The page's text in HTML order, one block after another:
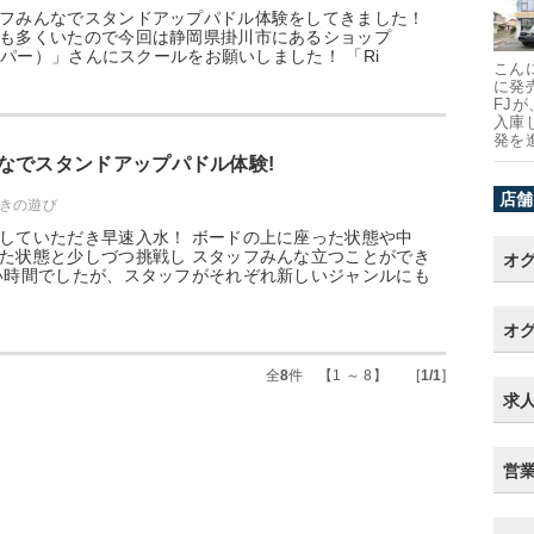
みんなでスタンドアップパドル体験をしてきました！
多くいたので今回は静岡県掛川市にあるショップ
ー）」さんにスクールをお願いしました！ 「Ri
でスタンドアップパドル体験!
の遊び
ていただき早速入水！ ボードの上に座った状態や中
状態と少しづつ挑戦し スタッフみんな立つことができ
間でしたが、スタッフがそれぞれ新しいジャンルにも
全8件 【1 ～ 8】 [1/1]
こん
に発
FJが
入庫
発を
店
オ
オ
求
営